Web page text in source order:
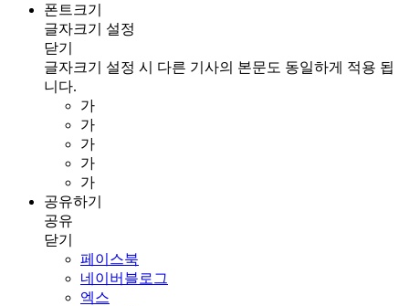
폰트크기
글자크기 설정
닫기
글자크기 설정 시 다른 기사의 본문도 동일하게 적용 됩
니다.
가
가
가
가
가
공유하기
공유
닫기
페이스북
네이버블로그
엑스